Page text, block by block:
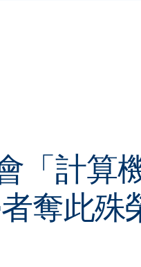
「計算
奪此殊